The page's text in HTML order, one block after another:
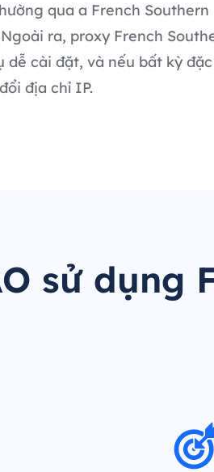
qua a French Southern
ra, proxy French
dễ cài đặt, và nếu bất kỳ
địa chỉ IP.
sử dụng